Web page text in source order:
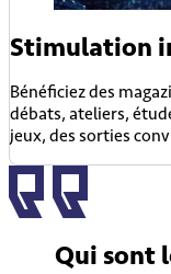
Stimulation
Bénéficiez des
débats, ateliers,
jeux, des sorties
Qui sont